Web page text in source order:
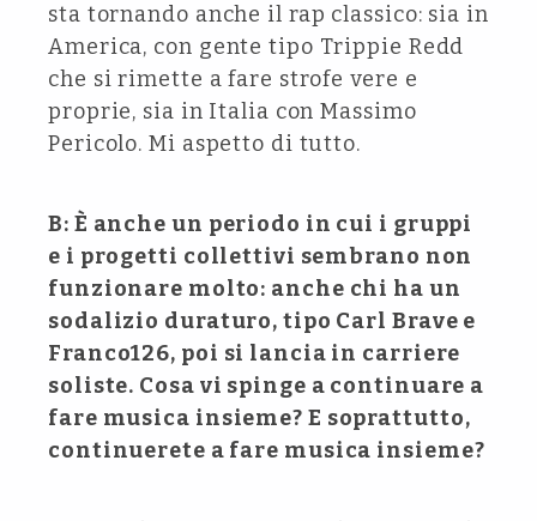
sta tornando anche il rap classico: sia in
America, con gente tipo Trippie Redd
che si rimette a fare strofe vere e
proprie, sia in Italia con Massimo
Pericolo. Mi aspetto di tutto.
B: È anche un periodo in cui i gruppi
e i progetti collettivi sembrano non
funzionare molto: anche chi ha un
sodalizio duraturo, tipo Carl Brave e
Franco126, poi si lancia in carriere
soliste. Cosa vi spinge a continuare a
fare musica insieme? E soprattutto,
continuerete a fare musica insieme?